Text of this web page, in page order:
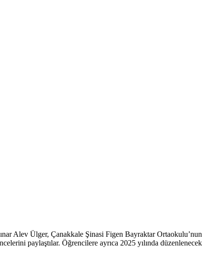
Alev Ülger, Çanakkale Şinasi Figen Bayraktar Ortaokulu’nun
paylaştılar. Öğrencilere ayrıca 2025 yılında düzenlenecek